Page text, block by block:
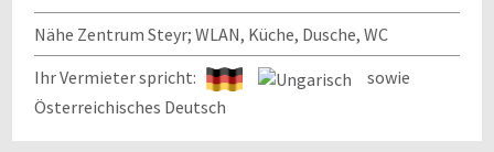
Nähe Zentrum Steyr; WLAN, Küche, Dusche, WC
Ihr Vermieter spricht:
sowie
Österreichisches Deutsch